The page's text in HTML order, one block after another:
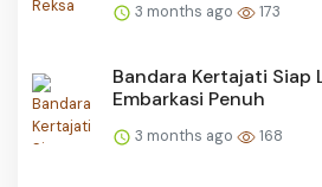
3 months ago 173
Bandara Kertajati Siap
Embarkasi Penuh
3 months ago 168